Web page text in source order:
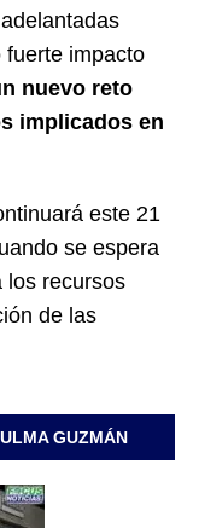
fuerte impacto
nuevo reto
implicados en
este 21
se espera
los recursos
de las
GUZMÁN